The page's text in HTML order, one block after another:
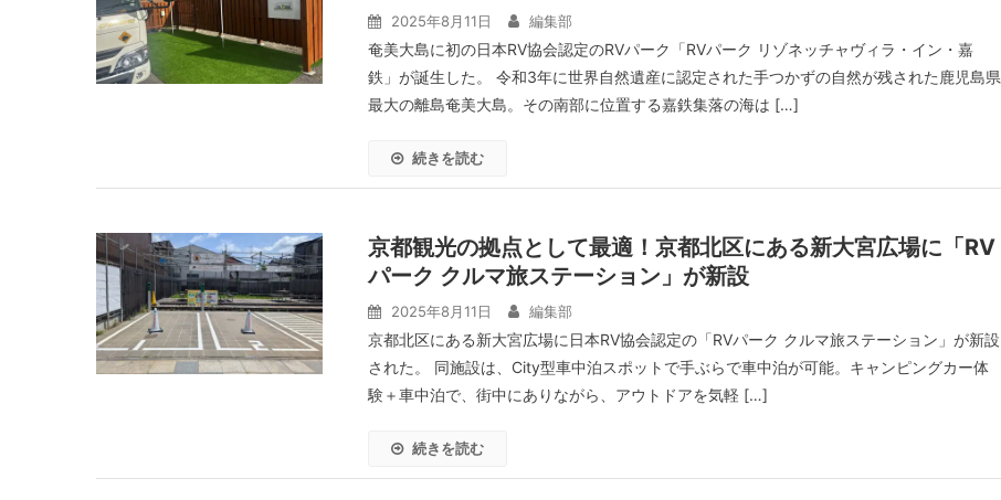
2025年8月11日 編集部
奄美大島に初の日本RV協会認定のRVパーク「RVパーク リゾネッチャヴィラ・イン・嘉
鉄」が誕生した。 令和3年に世界自然遺産に認定された手つかずの自然が残された鹿児島県
最大の離島奄美大島。その南部に位置する嘉鉄集落の海は […]
続きを読む
京都観光の拠点として最適！京都北区にある新大宮広場に「RV
パーク クルマ旅ステーション」が新設
2025年8月11日 編集部
京都北区にある新大宮広場に日本RV協会認定の「RVパーク クルマ旅ステーション」が新設
された。 同施設は、City型車中泊スポットで手ぶらで車中泊が可能。キャンピングカー体
験＋車中泊で、街中にありながら、アウトドアを気軽 […]
続きを読む